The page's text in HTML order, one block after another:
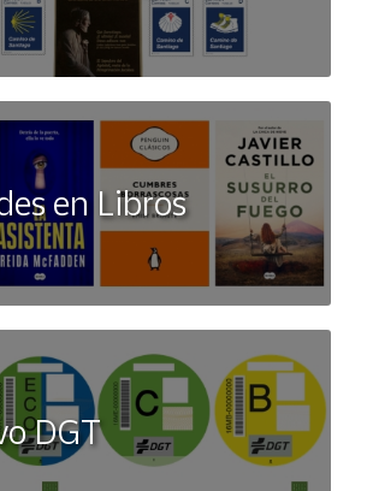
en Libros
DGT